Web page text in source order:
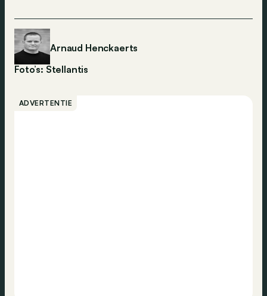
Arnaud Henckaerts
Foto’s: Stellantis
ADVERTENTIE